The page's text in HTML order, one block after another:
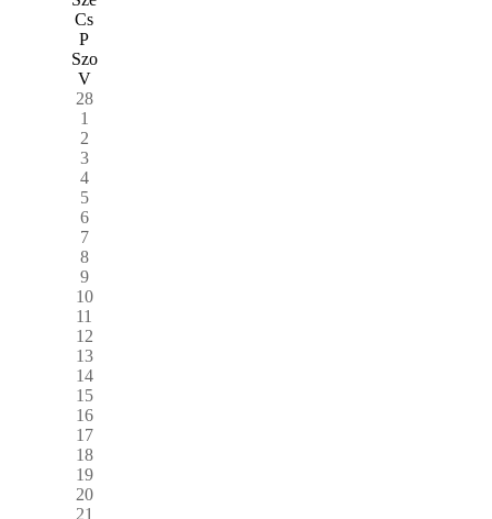
Cs
P
Szo
V
28
1
2
3
4
5
6
7
8
9
10
11
12
13
14
15
16
17
18
19
20
21